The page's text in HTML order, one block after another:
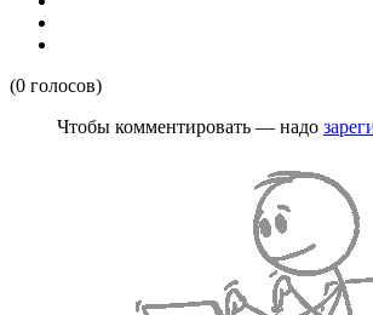
(0 голосов)
Чтобы комментировать — надо